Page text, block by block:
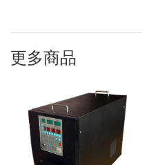
更多商品